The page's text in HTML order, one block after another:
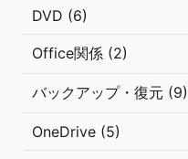
DVD (6)
Office関係 (2)
バックアップ・復元 (9)
OneDrive (5)